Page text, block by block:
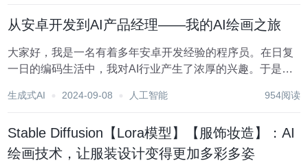
从安卓开发到AI产品经理——我的AI绘画之旅
大家好，我是一名有着多年安卓开发经验的程序员。在日复
一日的编码生活中，我对AI行业产生了浓厚的兴趣。于是，
习AI绘画工具初步了解了AI行业，下面我将分享我的学习经
生成式AI 2024-09-08 人工智能 954阅读
Stable Diffusion【Lora模型】【服饰妆造】：AI
绘画技术，让服装设计变得更加多彩多姿